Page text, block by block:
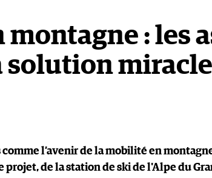
: les
solution miracle
l’avenir de la mobilité en
projet, de la station de ski de l'Alpe du